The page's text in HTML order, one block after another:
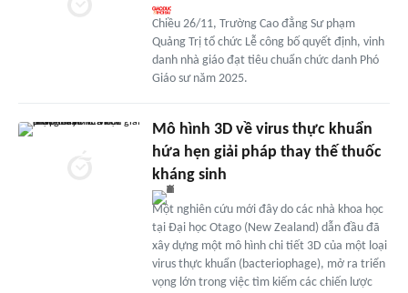
Chiều 26/11, Trường Cao đẳng Sư phạm
Quảng Trị tổ chức Lễ công bố quyết định, vinh
danh nhà giáo đạt tiêu chuẩn chức danh Phó
Giáo sư năm 2025.
Mô hình 3D về virus thực khuẩn
hứa hẹn giải pháp thay thế thuốc
kháng sinh
Một nghiên cứu mới đây do các nhà khoa học
tại Đại học Otago (New Zealand) dẫn đầu đã
xây dựng một mô hình chi tiết 3D của một loại
virus thực khuẩn (bacteriophage), mở ra triển
vọng lớn trong việc tìm kiếm các chiến lược